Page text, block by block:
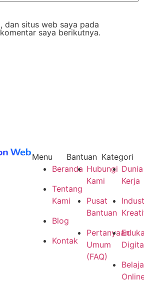
dan situs web saya pada
saya berikutnya.
Menu
Beranda
Tentang
Kami
Blog
Kontak
Bantuan
Hubungi
Kami
Pusat
Bantuan
Pertanyaan
Umum
(FAQ)
Kategori
Dunia
Kerja